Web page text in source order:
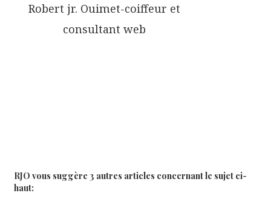
Robert jr. Ouimet-coiffeur et
consultant web
RJO vous suggère 3 autres articles concernant le sujet ci-
haut: